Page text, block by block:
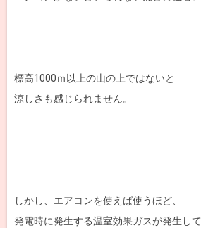
標高1000ｍ以上の山の上ではないと
涼しさも感じられません。
しかし、エアコンを使えば使うほど、
発電時に発生する温室効果ガスが発生して